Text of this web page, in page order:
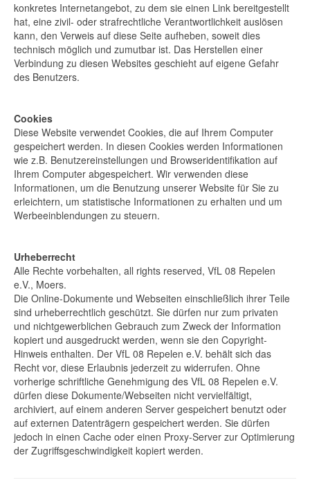
konkretes Internetangebot, zu dem sie einen Link bereitgestellt
hat, eine zivil- oder strafrechtliche Verantwortlichkeit auslösen
kann, den Verweis auf diese Seite aufheben, soweit dies
technisch möglich und zumutbar ist. Das Herstellen einer
Verbindung zu diesen Websites geschieht auf eigene Gefahr
des Benutzers.
Cookies
Diese Website verwendet Cookies, die auf Ihrem Computer
gespeichert werden. In diesen Cookies werden Informationen
wie z.B. Benutzereinstellungen und Browseridentifikation auf
Ihrem Computer abgespeichert. Wir verwenden diese
Informationen, um die Benutzung unserer Website für Sie zu
erleichtern, um statistische Informationen zu erhalten und um
Werbeeinblendungen zu steuern.
Urheberrecht
Alle Rechte vorbehalten, all rights reserved, VfL 08 Repelen
e.V., Moers.
Die Online-Dokumente und Webseiten einschließlich ihrer Teile
sind urheberrechtlich geschützt. Sie dürfen nur zum privaten
und nichtgewerblichen Gebrauch zum Zweck der Information
kopiert und ausgedruckt werden, wenn sie den Copyright-
Hinweis enthalten. Der VfL 08 Repelen e.V. behält sich das
Recht vor, diese Erlaubnis jederzeit zu widerrufen. Ohne
vorherige schriftliche Genehmigung des VfL 08 Repelen e.V.
dürfen diese Dokumente/Webseiten nicht vervielfältigt,
archiviert, auf einem anderen Server gespeichert benutzt oder
auf externen Datenträgern gespeichert werden. Sie dürfen
jedoch in einen Cache oder einen Proxy-Server zur Optimierung
der Zugriffsgeschwindigkeit kopiert werden.